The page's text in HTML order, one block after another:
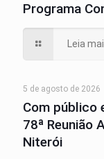
Programa
Leia
5 de agosto de 2026
Com público
78ª Reunião
Niterói